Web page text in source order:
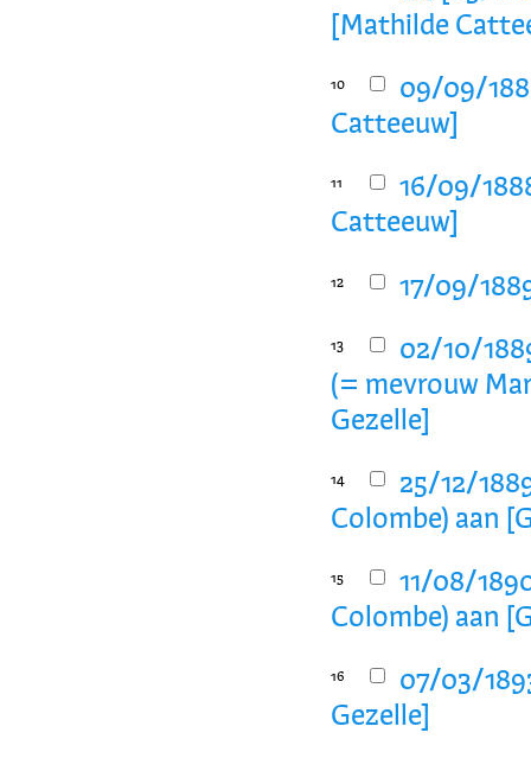
[Mathilde
10
09/09/
Catteeuw]
11
16/09/
Catteeuw]
12 17/09/
13
02/10/
(= mevrouw
Gezelle]
14
25/12/
Colombe) aan
15
11/08/
Colombe) aan
16
07/03/
Gezelle]